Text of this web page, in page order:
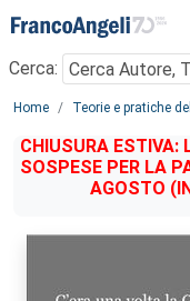
Menu
Cerca:
Main content
Home Teorie e pratiche
CHIUSURA ESTIVA:
SOSPESE PER LA
AGOSTO